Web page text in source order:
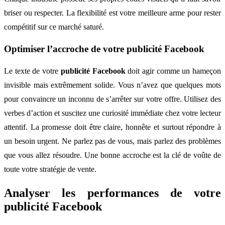
briser ou respecter. La flexibilité est votre meilleure arme pour rester
compétitif sur ce marché saturé.
Optimiser l’accroche de votre publicité Facebook
Le texte de votre publicité Facebookdoit agir comme un hameçon
invisible mais extrêmement solide. Vous n’avez que quelques mots
pour convaincre un inconnu de s’arrêter sur votre offre. Utilisez des
verbes d’action et suscitez une curiosité immédiate chez votre lecteur
attentif. La promesse doit être claire, honnête et surtout répondre à
un besoin urgent. Ne parlez pas de vous, mais parlez des problèmes
que vous allez résoudre. Une bonne accroche est la clé de voûte de
toute votre stratégie de vente.
Analyser les performances de votre
publicité Facebook